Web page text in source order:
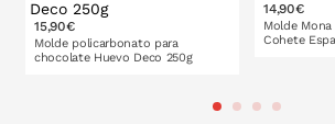
15,90€
Molde policarbonato para
chocolate Huevo Deco 250g
14,90€
Molde
Cohete